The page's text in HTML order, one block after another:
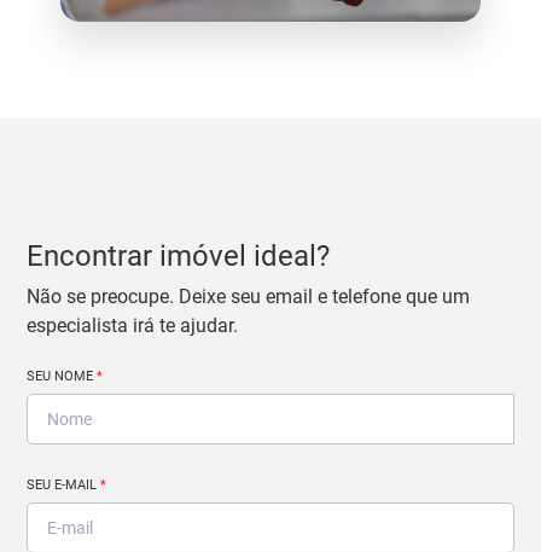
Encontrar imóvel ideal?
Não se preocupe. Deixe seu email e telefone que um
especialista irá te ajudar.
SEU NOME*
SEU E-MAIL*